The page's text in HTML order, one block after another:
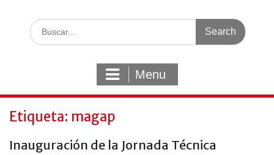
Search
for:
Menu
Etiqueta: magap
Inauguración de la Jornada Técnica